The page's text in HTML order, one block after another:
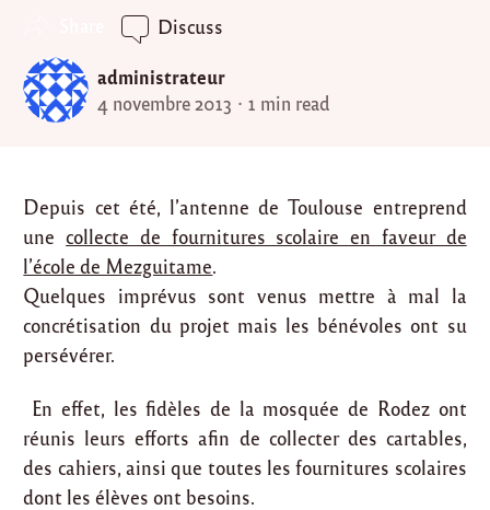
administrateur
4 novembre 2013
1 min read
Discuss
Depuis cet été, l’antenne de Toulouse entreprend
unecollecte de fournitures scolaire en faveur de
l’école de Mezguitame.
Quelques imprévus sont venus mettre à mal la
concrétisation du projet mais les bénévoles ont su
persévérer.
En effet, les fidèles de la mosquée de Rodez ont
réunis leurs efforts afin de collecter des cartables,
des cahiers, ainsi que toutes les fournitures scolaires
dont les élèves ont besoins.